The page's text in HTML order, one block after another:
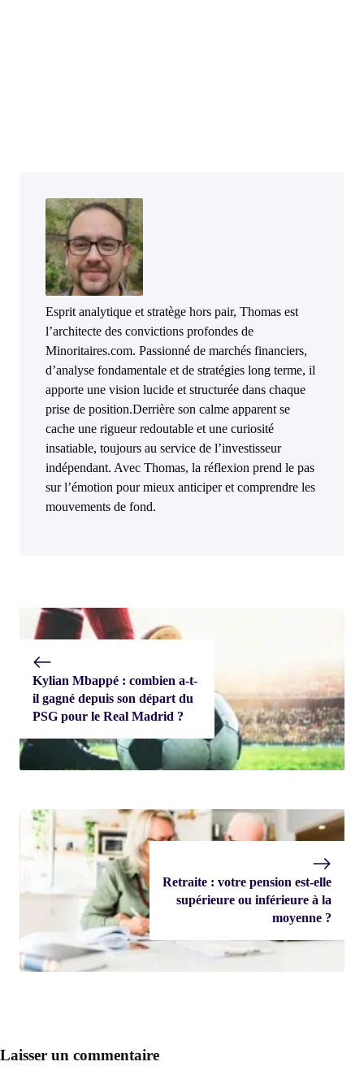
Esprit analytique et stratège hors pair, Thomas est
l’architecte des convictions profondes de
Minoritaires.com. Passionné de marchés financiers,
d’analyse fondamentale et de stratégies long terme, il
apporte une vision lucide et structurée dans chaque
prise de position.Derrière son calme apparent se
cache une rigueur redoutable et une curiosité
insatiable, toujours au service de l’investisseur
indépendant. Avec Thomas, la réflexion prend le pas
sur l’émotion pour mieux anticiper et comprendre les
mouvements de fond.
Kylian Mbappé : combien a-t-
il gagné depuis son départ du
PSG pour le Real Madrid ?
Retraite : votre pension est-elle
supérieure ou inférieure à la
moyenne ?
Laisser un commentaire